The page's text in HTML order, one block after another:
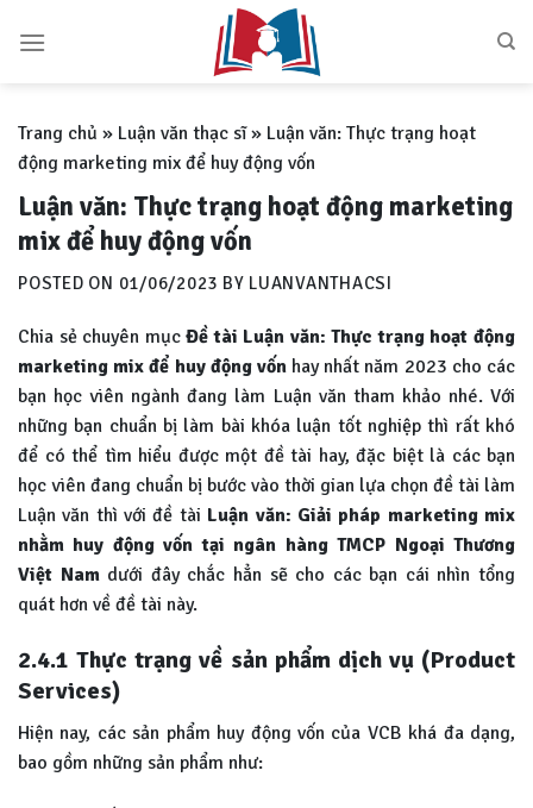
Trang chủ » Luận văn thạc sĩ» Luận văn: Thực trạng hoạt
động marketing mix để huy động vốn
Luận văn: Thực trạng hoạt động marketing
mix để huy động vốn
POSTED ON 01/06/2023 BY LUANVANTHACSI
Chia sẻ chuyên mụcĐề tài Luận văn: Thực trạng hoạt động
marketing mix để huy động vốnhay nhất năm 2023 cho các
bạn học viên ngành đang làm Luận văn tham khảo nhé. Với
những bạn chuẩn bị làm bài khóa luận tốt nghiệp thì rất khó
để có thể tìm hiểu được một đề tài hay, đặc biệt là các bạn
học viên đang chuẩn bị bước vào thời gian lựa chọn đề tài làm
Luận văn thì với đề tài Luận văn: Giải pháp marketing mix
nhằm huy động vốn tại ngân hàng TMCP Ngoại Thương
Việt Nam dưới đây chắc hẳn sẽ cho các bạn cái nhìn tổng
quát hơn về đề tài này.
2.4.1 Thực trạng về sản phẩm dịch vụ (Product
Services)
Hiện nay, các sản phẩm huy động vốn của VCB khá đa dạng,
bao gồm những sản phẩm như: